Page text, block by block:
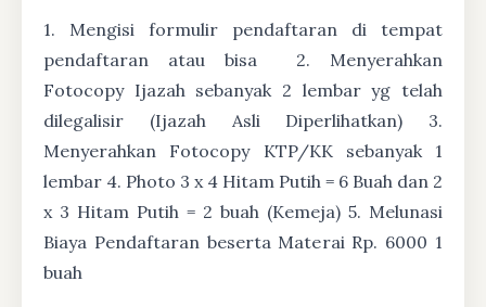
1. Mengisi formulir pendaftaran di tempat
pendaftaran atau bisa
2. Menyerahkan
Fotocopy Ijazah sebanyak 2 lembar yg telah
dilegalisir (Ijazah Asli Diperlihatkan) 3.
Menyerahkan Fotocopy KTP/KK sebanyak 1
lembar 4. Photo 3 x 4 Hitam Putih = 6 Buah dan 2
x 3 Hitam Putih = 2 buah (Kemeja) 5. Melunasi
Biaya Pendaftaran beserta Materai Rp. 6000 1
buah